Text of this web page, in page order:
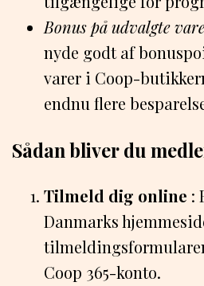
Bonus på udvalgte
nyde godt af
varer i Coop-
endnu flere
Sådan bliver du
Tilmeld dig online :
Danmarks
Coop 365-konto.